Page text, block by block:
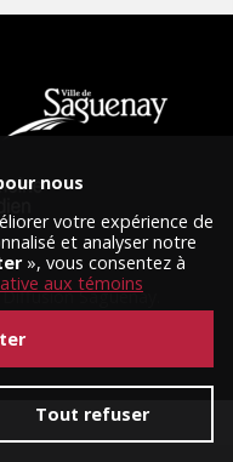
Saguenay.
Mes préférences cookies
nous
votre expérience de
et analyser notre
», vous consentez à
aux témoins
Tout refuser